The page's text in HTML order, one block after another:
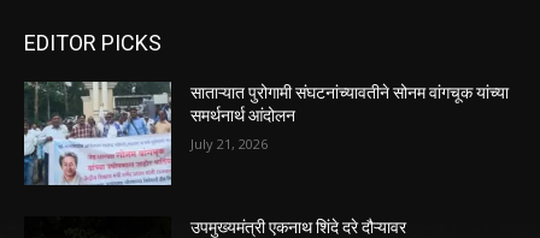
EDITOR PICKS
साताऱ्यात पुरोगामी संघटनांच्यावतीने सोनम वांगचूक यांच्या
समर्थनार्थ आंदोलन
July 21, 2026
उपमुख्यमंत्री एकनाथ शिंदे दरे दौऱ्यावर